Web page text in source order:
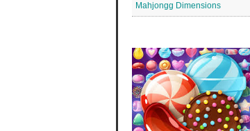
Mahjongg Dimensions